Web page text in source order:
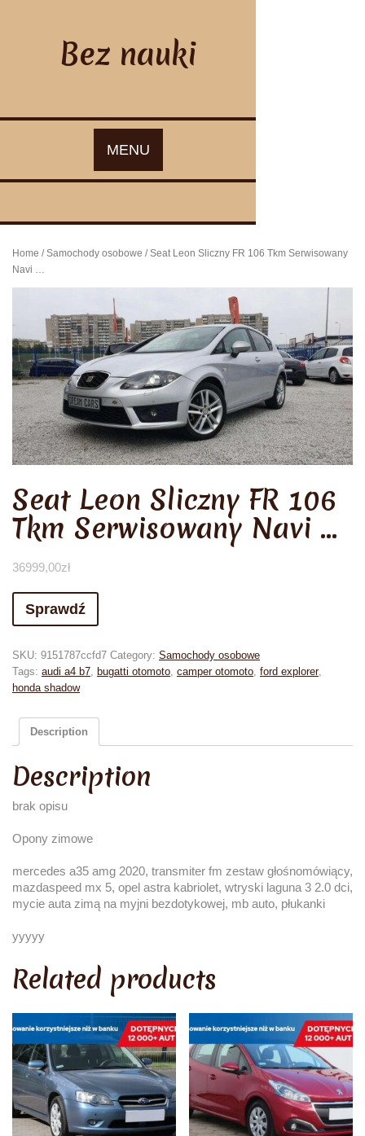
Bez nauki
MENU
Home /Samochody osobowe / Seat Leon Sliczny FR 106 Tkm Serwisowany
Navi …
Seat Leon Sliczny FR 106
Tkm Serwisowany Navi …
36999,00zł
Sprawdź
SKU: 9151787ccfd7 Category: Samochody osobowe
Tags: audi a4 b7, bugatti otomoto, camper otomoto, ford explorer,
honda shadow
Description
Description
brak opisu
Opony zimowe
mercedes a35 amg 2020, transmiter fm zestaw głośnomówiący,
mazdaspeed mx 5, opel astra kabriolet, wtryski laguna 3 2.0 dci,
mycie auta zimą na myjni bezdotykowej, mb auto, płukanki
yyyyy
Related products